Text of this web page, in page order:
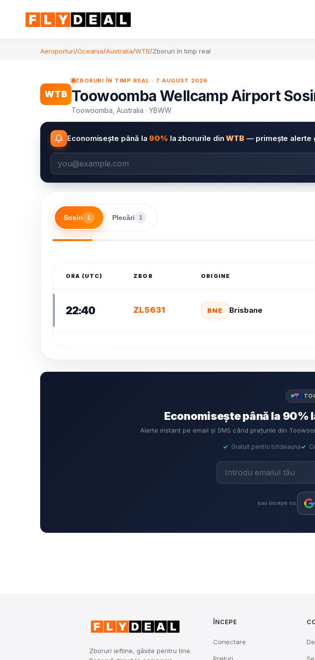
Aeroporturi/Oceania/Australia/WTB/Zboruri în timp real
WTB
ZBORURI ÎN TIMP REAL · 7 AUGUST 2026
Toowoomba Wellcamp Airport
Toowoomba, Australia · YBWW
Economisește până la 90% la zborurile dinWTB — primește alerte
Sosiri 1 Plecări 1
ORA (UTC) ZBOR ORIGINE
22:40 ZL5631 BNE Brisbane
Economisește până la 90%
Alerte instant pe email și SMS când prețurile din
✓ Gratuit pentru totdeauna✓
sau începe cu
Zboruri ieftine, găsite pentru tine.
ÎNCEPE
Conectare